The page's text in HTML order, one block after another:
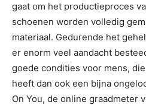
gaat om het productieproces
schoenen worden volledig
materiaal. Gedurende het
er enorm veel aandacht
goede condities voor mens,
heeft dan ook een bijna
On You, de online graadmeter